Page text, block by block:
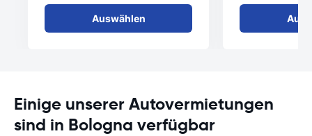
Auswählen
Einige unserer Autovermietungen
sind in Bologna verfügbar